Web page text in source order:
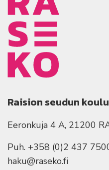
Raision seudun
Eeronkuja 4 A, 21200
Puh. +358 (0)2 437
haku@raseko.fi